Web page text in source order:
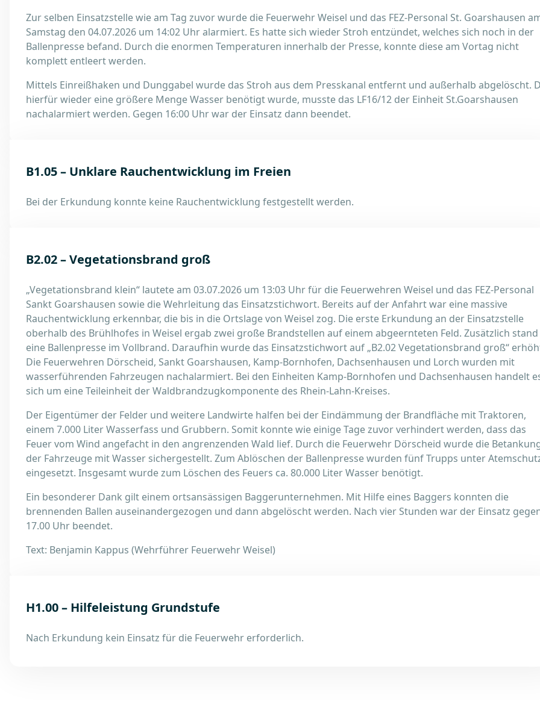
Zur selben Einsatzstelle wie am Tag zuvor wurde die Feuerwehr Weisel und das FEZ-Personal St. Goarshausen
Samstag den 04.07.2026 um 14:02 Uhr alarmiert. Es hatte sich wieder Stroh entzündet, welches sich noch in der
Ballenpresse befand. Durch die enormen Temperaturen innerhalb der Presse, konnte diese am Vortag nicht
komplett entleert werden.
Mittels Einreißhaken und Dunggabel wurde das Stroh aus dem Presskanal entfernt und außerhalb abgelöscht.
hierfür wieder eine größere Menge Wasser benötigt wurde, musste das LF16/12 der Einheit St.Goarshausen
nachalarmiert werden. Gegen 16:00 Uhr war der Einsatz dann beendet.
B1.05 – Unklare Rauchentwicklung im Freien
Bei der Erkundung konnte keine Rauchentwicklung festgestellt werden.
B2.02 – Vegetationsbrand groß
„Vegetationsbrand klein“ lautete am 03.07.2026 um 13:03 Uhr für die Feuerwehren Weisel und das FEZ-Personal
Sankt Goarshausen sowie die Wehrleitung das Einsatzstichwort. Bereits auf der Anfahrt war eine massive
Rauchentwicklung erkennbar, die bis in die Ortslage von Weisel zog. Die erste Erkundung an der Einsatzstelle
oberhalb des Brühlhofes in Weisel ergab zwei große Brandstellen auf einem abgeernteten Feld. Zusätzlich stand
eine Ballenpresse im Vollbrand. Daraufhin wurde das Einsatzstichwort auf „B2.02 Vegetationsbrand groß“
Die Feuerwehren Dörscheid, Sankt Goarshausen, Kamp-Bornhofen, Dachsenhausen und Lorch wurden mit
wasserführenden Fahrzeugen nachalarmiert. Bei den Einheiten Kamp-Bornhofen und Dachsenhausen handelt
sich um eine Teileinheit der Waldbrandzugkomponente des Rhein-Lahn-Kreises.
Der Eigentümer der Felder und weitere Landwirte halfen bei der Eindämmung der Brandfläche mit Traktoren,
einem 7.000 Liter Wasserfass und Grubbern. Somit konnte wie einige Tage zuvor verhindert werden, dass das
Feuer vom Wind angefacht in den angrenzenden Wald lief. Durch die Feuerwehr Dörscheid wurde die
der Fahrzeuge mit Wasser sichergestellt. Zum Ablöschen der Ballenpresse wurden fünf Trupps unter
eingesetzt. Insgesamt wurde zum Löschen des Feuers ca. 80.000 Liter Wasser benötigt.
Ein besonderer Dank gilt einem ortsansässigen Baggerunternehmen. Mit Hilfe eines Baggers konnten die
brennenden Ballen auseinandergezogen und dann abgelöscht werden. Nach vier Stunden war der Einsatz
17.00 Uhr beendet.
Text: Benjamin Kappus (Wehrführer Feuerwehr Weisel)
H1.00 – Hilfeleistung Grundstufe
Nach Erkundung kein Einsatz für die Feuerwehr erforderlich.